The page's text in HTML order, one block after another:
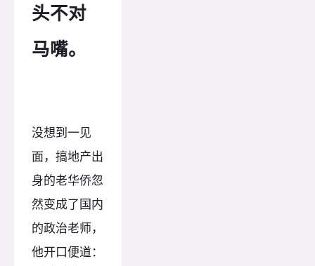
头不对
马嘴。
没想到一见
面，搞地产出
身的老华侨忽
然变成了国内
的政治老师，
他开口便道：